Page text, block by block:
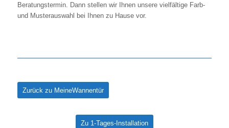
Beratungstermin. Dann stellen wir Ihnen unsere vielfältige Farb-
und Musterauswahl bei Ihnen zu Hause vor.
Zurück zu MeineWannentür
Zu 1-Tages-Installation